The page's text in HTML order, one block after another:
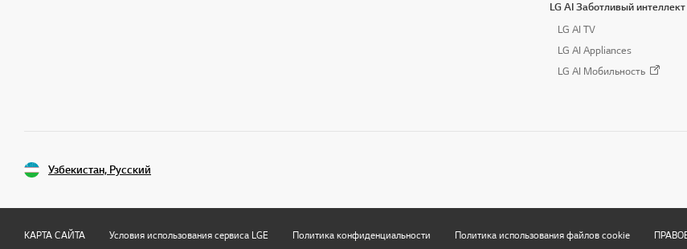
LG AI Заботливый интеллект
LG AI TV
LG AI Appliances
LG AI Мобильность
Узбекистан, Русский
КАРТА САЙТА Условия использования сервиса LGE Политика конфиденциальности Политика использования файлов cookie